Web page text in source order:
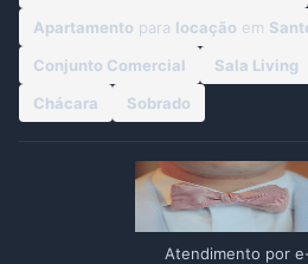
Apartamento para locação em
Conjunto Comercial
Sala Living
Chácara
Sobrado
Atendimento por